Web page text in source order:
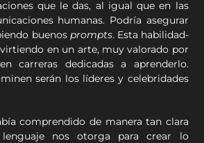
que le das, al igual que en las
humanas. Podría asegurar
buenos prompts. Esta habilidad-
en un arte, muy valorado por
carreras dedicadas a aprenderlo.
serán los líderes y celebridades
comprendido de manera tan clara
nos otorga para crear lo